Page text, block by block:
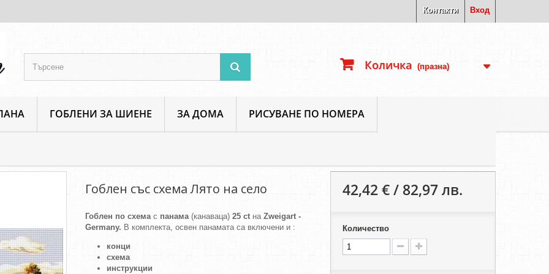
Вход
Контакти
ГОБЛЕНИ ЗА ШИЕНЕ ЗА ДОМА РИСУВАНЕ ПО НОМЕРА
Количка (празна)
Гоблен със схема Лято на село
Гоблен по схемас панама(канаваца) 25 ctна Zweigart -
Germany. В комплекта, освен панамата са включени и :
конци
схема
инструкции
42,42 € / 82,97 лв.
Количество